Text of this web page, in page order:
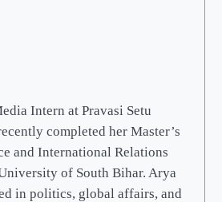
Intern at Pravasi Setu
completed her Master’s
and International Relations
of South Bihar. Arya
in politics, global affairs, and